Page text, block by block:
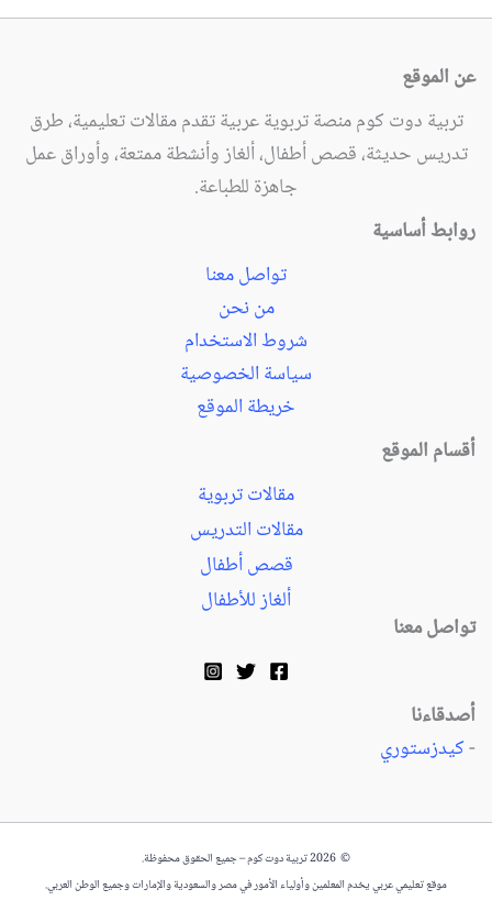
عن الموقع
تربية دوت كوم منصة تربوية عربية تقدم مقالات تعليمية، طرق
تدريس حديثة، قصص أطفال، ألغاز وأنشطة ممتعة، وأوراق عمل
جاهزة للطباعة.
روابط أساسية
تواصل معنا
من نحن
شروط الاستخدام
سياسة الخصوصية
خريطة الموقع
أقسام الموقع
مقالات تربوية
مقالات التدريس
قصص أطفال
ألغاز للأطفال
تواصل معنا
أصدقاءنا
-كيدزستوري
© 2026 تربية دوت كوم – جميع الحقوق محفوظة.
موقع تعليمي عربي يخدم المعلمين وأولياء الأمور في مصر والسعودية والإمارات وجميع الوطن العربي.